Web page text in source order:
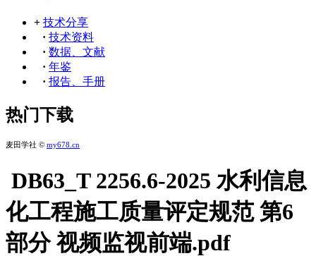
+ 技术分享
· 技术资料
· 数据、文献
· 年鉴
· 报告、手册
热门下载
麦田学社 © my678.cn
DB63_T 2256.6-2025 水利信息
化工程施工质量评定规范 第6
部分 视频监视前端.pdf